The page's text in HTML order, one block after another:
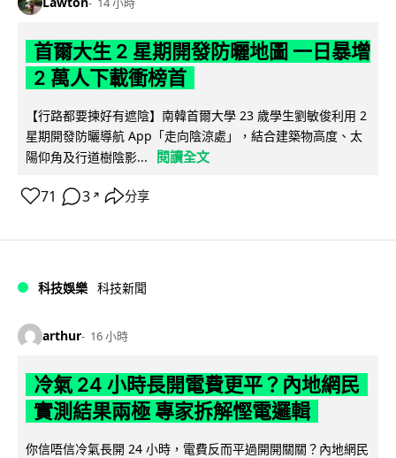
首爾大生 2 星期開發防曬地圖 一日暴增
2 萬人下載衝榜首
【行路都要揀好有遮陰】南韓首爾大學 23 歲學生劉敏俊利用 2
星期開發防曬導航 App「走向陰涼處」，結合建築物高度、太
陽仰角及行道樹陰影...
閱讀全文
71 3 ↗ 分享
科技娛樂 科技新聞
arthur 16 小時
冷氣 24 小時長開電費更平？內地網民
實測結果兩極 專家拆解慳電邏輯
你信唔信冷氣長開 24 小時，電費反而平過開開關關？內地網民